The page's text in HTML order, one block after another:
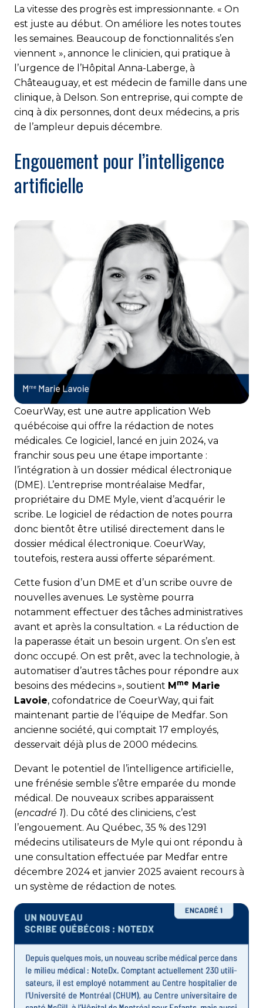
La vitesse des progrès est impressionnante. « On
est juste au début. On améliore les notes toutes
les semaines. Beaucoup de fonctionnalités s’en
viennent », annonce le clinicien, qui pratique à
l’urgence de l’Hôpital Anna-Laberge, à
Châteauguay, et est médecin de famille dans une
clinique, à Delson. Son entreprise, qui compte de
cinq à dix personnes, dont deux médecins, a pris
de l’ampleur depuis décembre.
Engouement pour l’intelligence
artificielle
CoeurWay, est une autre application Web
québécoise qui offre la rédaction de notes
médicales. Ce logiciel, lancé en juin 2024, va
franchir sous peu une étape importante :
l’intégration à un dossier médical électronique
(DME). L’entreprise montréalaise Medfar,
propriétaire du DME Myle, vient d’acquérir le
scribe. Le logiciel de rédaction de notes pourra
donc bientôt être utilisé directement dans le
dossier médical électronique. CoeurWay,
toutefois, restera aussi offerte séparément.
Cette fusion d’un DME et d’un scribe ouvre de
nouvelles ave­nues. Le système pourra
notamment effectuer des tâches administratives
avant et après la consultation. « La réduction de
la paperasse était un besoin urgent. On s’en est
donc occupé. On est prêt, avec la technologie, à
automatiser d’autres tâches pour répondre aux
besoins des médecins », soutient M me Marie
Lavoie, cofondatrice de CoeurWay, qui fait
maintenant partie de l’équipe de Medfar. Son
ancienne société, qui comptait 17 employés,
desservait déjà plus de 2000 médecins.
Devant le potentiel de l’intelligence artificielle,
une frénésie semble s’être emparée du monde
médical. De nouveaux scribes apparaissent
(encadré 1). Du côté des cliniciens, c’est
l’engouement. Au Québec, 35 % des 1291
médecins utilisateurs de Myle qui ont répondu à
une consultation effectuée par Medfar entre
décembre 2024 et janvier 2025 avaient recours à
un système de rédaction de notes.